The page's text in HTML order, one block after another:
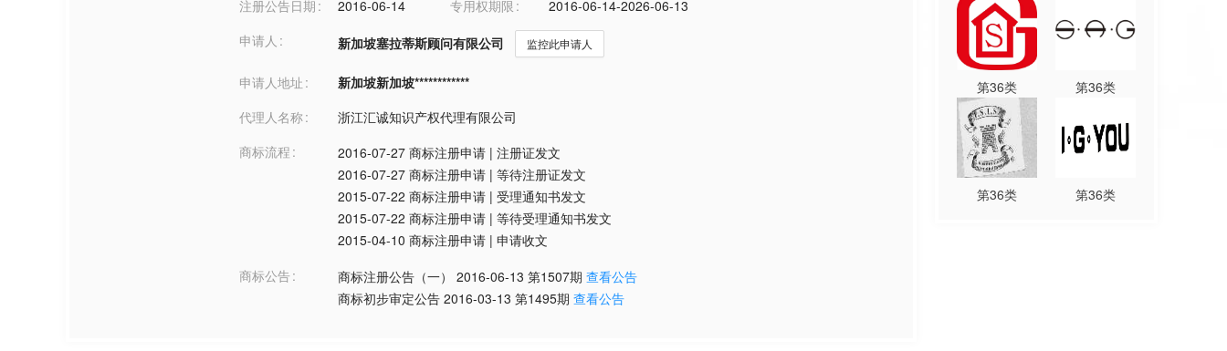
注册公告日期
2016-06-14 专用权期限
2016-06-14-2026-06-13
申请人
新加坡塞拉蒂斯顾问有限公司 监控此申请人
申请人地址
新加坡新加坡************
代理人名称
浙江汇诚知识产权代理有限公司
商标流程
2016-07-27 商标注册申请 | 注册证发文
2016-07-27 商标注册申请 | 等待注册证发文
2015-07-22 商标注册申请 | 受理通知书发文
2015-07-22 商标注册申请 | 等待受理通知书发文
2015-04-10 商标注册申请 | 申请收文
商标公告
商标注册公告（一） 2016-06-13 第1507期 查看公告
商标初步审定公告 2016-03-13 第1495期 查看公告
第36类 第36类
第36类 第36类